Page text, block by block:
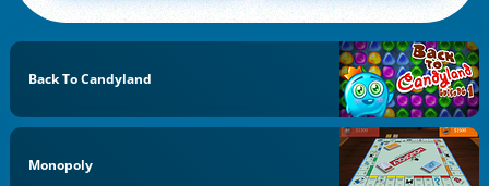
Back To Candyland
Monopoly